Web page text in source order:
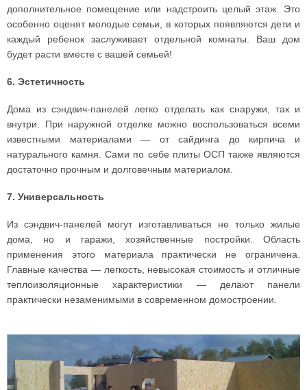
дополнительное помещение или надстроить целый этаж. Это
особенно оценят молодые семьи, в которых появляются дети и
каждый ребенок заслуживает отдельной комнаты. Ваш дом
будет расти вместе с вашей семьей!
6. Эстетичность
Дома из сэндвич-панелей легко отделать как снаружи, так и
внутри. При наружной отделке можно воспользоваться всеми
известными материалами — от сайдинга до кирпича и
натурального камня. Сами по себе плиты ОСП также являются
достаточно прочным и долговечным материалом.
7. Универсальность
Из сэндвич-панелей могут изготавливаться не только жилые
дома, но и гаражи, хозяйственные постройки. Область
применения этого материала практически не ограничена.
Главные качества — легкость, невысокая стоимость и отличные
теплоизоляционные характеристики — делают панели
практически незаменимыми в современном домостроении.